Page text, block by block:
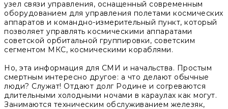
узел связи управления, оснащенный современным
оборудованием для управления полетами космических
аппаратов и командно-измерительный пункт, который
позволяет управлять космическими аппаратами
советской орбитальной группировки, советским
сегментом МКС, космическими кораблями.
Но, эта информация для СМИ и начальства. Простым
смертным интересно другое: а что делают обычные
люди? Служат! Отдают долг Родине и согреваются
длительными холодными ночами в караулах как могут.
Занимаются техническим обслуживанием железяк,